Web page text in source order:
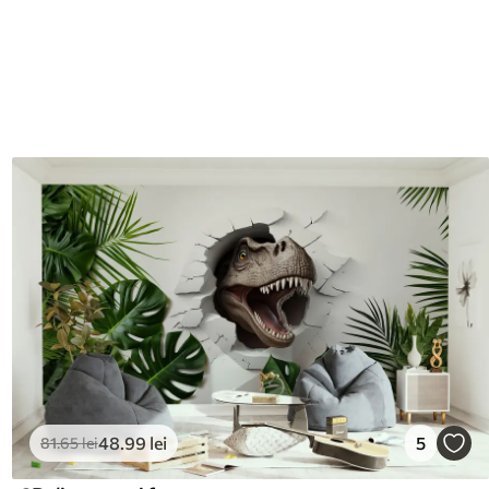
81.65lei48 .99 lei 5